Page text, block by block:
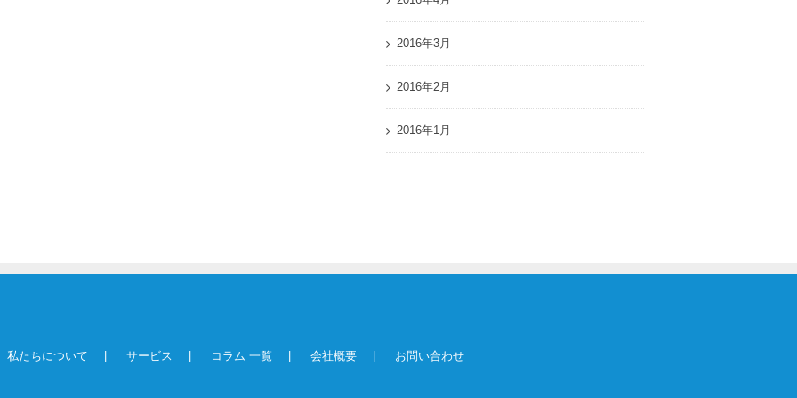
2016年3月
2016年2月
2016年1月
私たちについて サービス コラム 一覧 会社概要 お問い合わせ